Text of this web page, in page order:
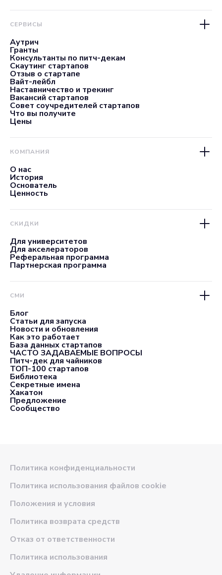
СЕРВИСЫ
Аутрич
Гранты
Консультанты по питч-декам
Скаутинг стартапов
Отзыв о стартапе
Вайт-лейбл
Наставничество и трекинг
Вакансий стартапов
Совет соучредителей стартапов
Что вы получите
Цены
КОМПАНИЯ
О нас
История
Основатель
Ценность
СКИДКИ
Для университетов
Для акселераторов
Реферальная программа
Партнерская программа
СМИ
Блог
Статьи для запуска
Новости и обновления
Как это работает
База данных стартапов
ЧАСТО ЗАДАВАЕМЫЕ ВОПРОСЫ
Питч-дек для чайников
ТОП-100 стартапов
Библиотека
Секретные имена
Хакатон
Предложение
Сообщество
Политика конфиденциальности
Политика использования файлов cookie
Положения и условия
Политика возврата средств
Отказ от ответственности
Политика использования